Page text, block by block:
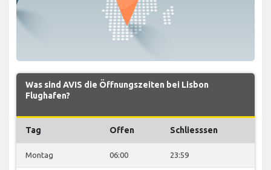
Was sind AVIS die Öffnungszeiten bei Lisbon
Flughafen?
Tag Offen Schliesssen
Montag 06:00 23:59